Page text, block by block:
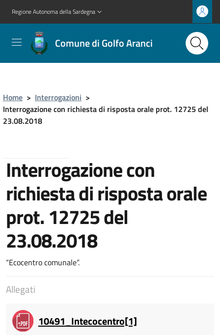
Regione Autonoma della Sardegna
Comune di Golfo Aranci
Home > Interrogazioni >
Interrogazione con richiesta di risposta orale prot. 12725 del
23.08.2018
Interrogazione con
richiesta di risposta orale
prot. 12725 del
23.08.2018
“Ecocentro comunale”.
Allegati
10491_Intecocentro[1]